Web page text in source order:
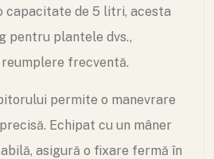
capacitate de 5 litri, acesta
pentru plantele dvs.,
reumplere frecventă.
permite o manevrare
Echipat cu un mâner
asigură o fixare fermă în